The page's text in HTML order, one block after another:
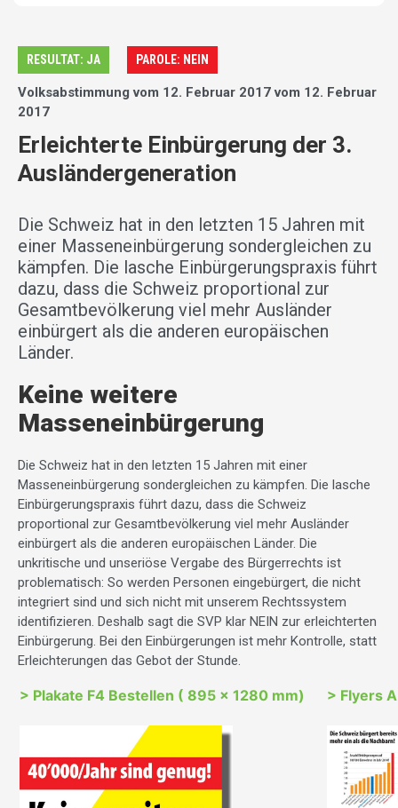
RESULTAT: JA PAROLE: NEIN
Volksabstimmung vom 12. Februar 2017 vom 12. Februar
2017
Erleichterte Einbürgerung der 3.
Ausländergeneration
Die Schweiz hat in den letzten 15 Jahren mit
einer Masseneinbürgerung sondergleichen zu
kämpfen. Die lasche Einbürgerungspraxis führt
dazu, dass die Schweiz proportional zur
Gesamtbevölkerung viel mehr Ausländer
einbürgert als die anderen europäischen
Länder.
Keine weitere
Masseneinbürgerung
Die Schweiz hat in den letzten 15 Jahren mit einer
Masseneinbürgerung sondergleichen zu kämpfen. Die lasche
Einbürgerungspraxis führt dazu, dass die Schweiz
proportional zur Gesamtbevölkerung viel mehr Ausländer
einbürgert als die anderen europäischen Länder. Die
unkritische und unseriöse Vergabe des Bürgerrechts ist
problematisch: So werden Personen eingebürgert, die nicht
integriert sind und sich nicht mit unserem Rechtssystem
identifizieren. Deshalb sagt die SVP klar NEIN zur erleichterten
Einbürgerung. Bei den Einbürgerungen ist mehr Kontrolle, statt
Erleichterungen das Gebot der Stunde.
> Plakate F4 Bestellen ( 895 x 1280 mm) > Flyers